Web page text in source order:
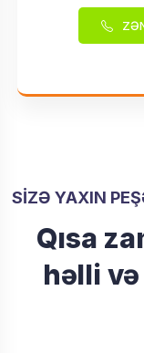
SİZƏ YAXIN
Qısa
həlli